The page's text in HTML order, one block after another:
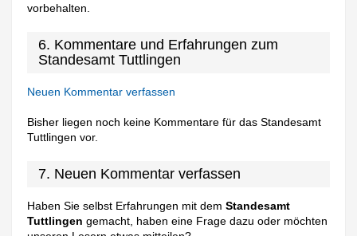
vorbehalten.
6. Kommentare und Erfahrungen zum
Standesamt Tuttlingen
Neuen Kommentar verfassen
Bisher liegen noch keine Kommentare für das Standesamt
Tuttlingen vor.
7. Neuen Kommentar verfassen
Haben Sie selbst Erfahrungen mit demStandesamt
Tuttlingen gemacht, haben eine Frage dazu oder möchten